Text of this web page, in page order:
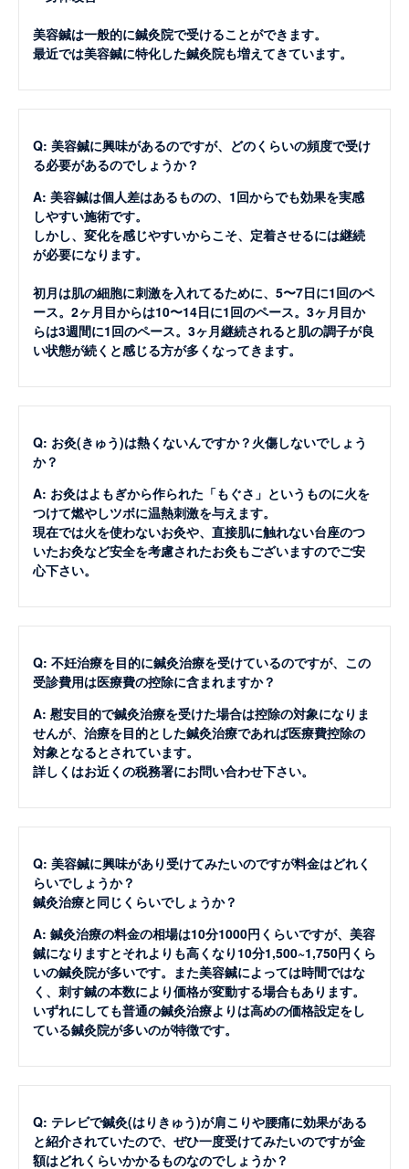
美容鍼は一般的に鍼灸院で受けることができます。
最近では美容鍼に特化した鍼灸院も増えてきています。
Q: 美容鍼に興味があるのですが、どのくらいの頻度で受け
る必要があるのでしょうか？
A: 美容鍼は個人差はあるものの、1回からでも効果を実感
しやすい施術です。
しかし、変化を感じやすいからこそ、定着させるには継続
が必要になります。
初月は肌の細胞に刺激を入れてるために、5〜7日に1回のペ
ース。2ヶ月目からは10〜14日に1回のペース。3ヶ月目か
らは3週間に1回のペース。3ヶ月継続されると肌の調子が良
い状態が続くと感じる方が多くなってきます。
Q: お灸(きゅう)は熱くないんですか？火傷しないでしょう
か？
A: お灸はよもぎから作られた「もぐさ」というものに火を
つけて燃やしツボに温熱刺激を与えます。
現在では火を使わないお灸や、直接肌に触れない台座のつ
いたお灸など安全を考慮されたお灸もございますのでご安
心下さい。
Q: 不妊治療を目的に鍼灸治療を受けているのですが、この
受診費用は医療費の控除に含まれますか？
A: 慰安目的で鍼灸治療を受けた場合は控除の対象になりま
せんが、治療を目的とした鍼灸治療であれば医療費控除の
対象となるとされています。
詳しくはお近くの税務署にお問い合わせ下さい。
Q: 美容鍼に興味があり受けてみたいのですが料金はどれく
らいでしょうか？
鍼灸治療と同じくらいでしょうか？
A: 鍼灸治療の料金の相場は10分1000円くらいですが、美容
鍼になりますとそれよりも高くなり10分1,500~1,750円くら
いの鍼灸院が多いです。また美容鍼によっては時間ではな
く、刺す鍼の本数により価格が変動する場合もあります。
いずれにしても普通の鍼灸治療よりは高めの価格設定をし
ている鍼灸院が多いのが特徴です。
Q: テレビで鍼灸(はりきゅう)が肩こりや腰痛に効果がある
と紹介されていたので、ぜひ一度受けてみたいのですが金
額はどれくらいかかるものなのでしょうか？